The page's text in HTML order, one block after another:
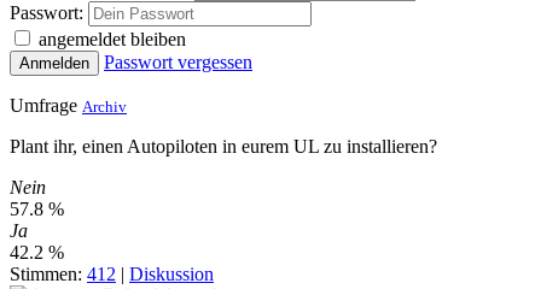
Passwort:
angemeldet bleiben
Anmelden Passwort vergessen
Umfrage Archiv
Plant ihr, einen Autopiloten in eurem UL zu installieren?
Nein
57.8 %
Ja
42.2 %
Stimmen: 412 | Diskussion